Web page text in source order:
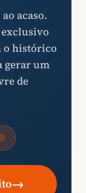
acaso.
o histórico
gerar um
de
→